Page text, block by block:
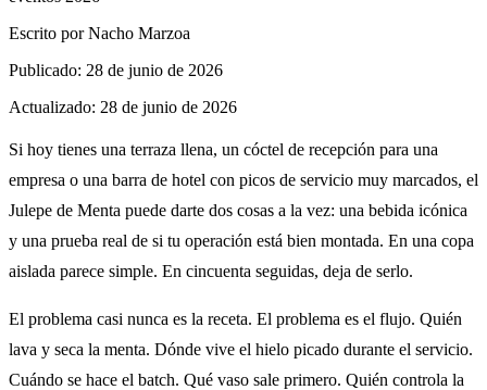
Escrito porNacho Marzoa
Publicado: 28 de junio de 2026
Actualizado: 28 de junio de 2026
Si hoy tienes una terraza llena, un cóctel de recepción para una
empresa o una barra de hotel con picos de servicio muy marcados, el
Julepe de Menta puede darte dos cosas a la vez: una bebida icónica
y una prueba real de si tu operación está bien montada. En una copa
aislada parece simple. En cincuenta seguidas, deja de serlo.
El problema casi nunca es la receta. El problema es el flujo. Quién
lava y seca la menta. Dónde vive el hielo picado durante el servicio.
Cuándo se hace el batch. Qué vaso sale primero. Quién controla la